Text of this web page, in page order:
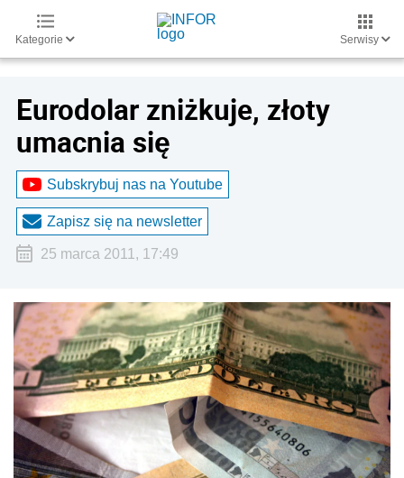
Kategorie Serwisy
Eurodolar zniżkuje, złoty
umacnia się
Subskrybuj nas na Youtube
Zapisz się na newsletter
25 marca 2011, 17:49